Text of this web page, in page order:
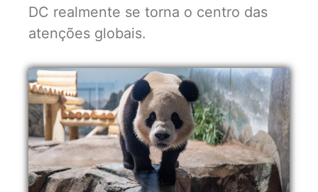
DC realmente se torna o centro das
atenções globais.